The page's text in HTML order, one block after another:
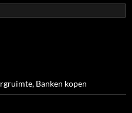
Banken kopen